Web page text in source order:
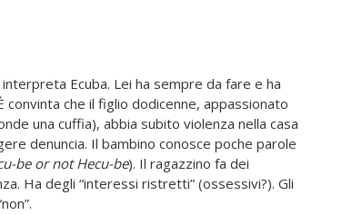
Ecuba. Lei ha sempre da fare e ha
che il figlio dodicenne, appassionato
una cuffia), abbia subito violenza nella casa
denuncia. Il bambino conosce poche parole
be or not Hecu-be). Il ragazzino fa dei
Ha degli “interessi ristretti” (ossessivi?). Gli